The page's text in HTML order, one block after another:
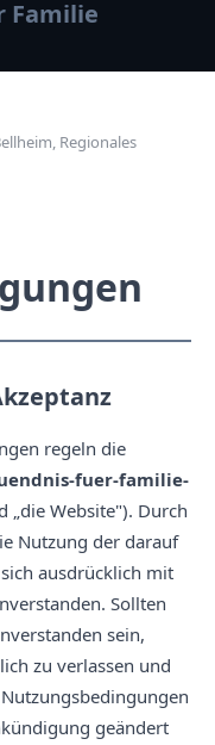
Familie
Regionales
regeln die
fuer-familie-
„die Website"). Durch
Nutzung der darauf
ausdrücklich mit
Sollten
sein,
zu verlassen und
geändert